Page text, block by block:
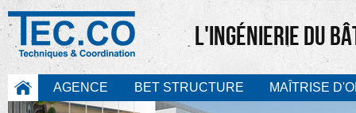
L'INGÉNIERIE DU
AGENCE BET STRUCTURE MAÎTRISE